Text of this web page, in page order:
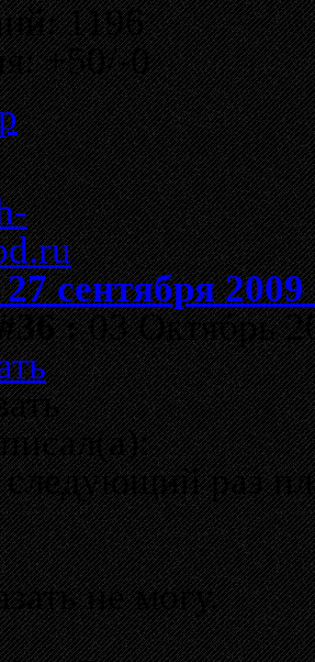
1196
+50/-0
сентября 2009
:03 Октябрь
раз
не могу.